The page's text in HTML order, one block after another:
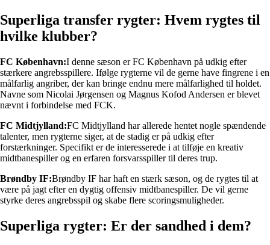
Superliga transfer rygter: Hvem rygtes til
hvilke klubber?
FC København:I denne sæson er FC København på udkig efter
stærkere angrebsspillere. Ifølge rygterne vil de gerne have fingrene i en
målfarlig angriber, der kan bringe endnu mere målfarlighed til holdet.
Navne som Nicolai Jørgensen og Magnus Kofod Andersen er blevet
nævnt i forbindelse med FCK.
FC Midtjylland:FC Midtjylland har allerede hentet nogle spændende
talenter, men rygterne siger, at de stadig er på udkig efter
forstærkninger. Specifikt er de interesserede i at tilføje en kreativ
midtbanespiller og en erfaren forsvarsspiller til deres trup.
Brøndby IF:Brøndby IF har haft en stærk sæson, og de rygtes til at
være på jagt efter en dygtig offensiv midtbanespiller. De vil gerne
styrke deres angrebsspil og skabe flere scoringsmuligheder.
Superliga rygter: Er der sandhed i dem?